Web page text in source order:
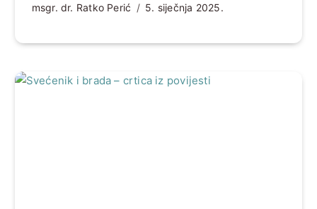
msgr. dr. Ratko Perić 5. siječnja 2025.